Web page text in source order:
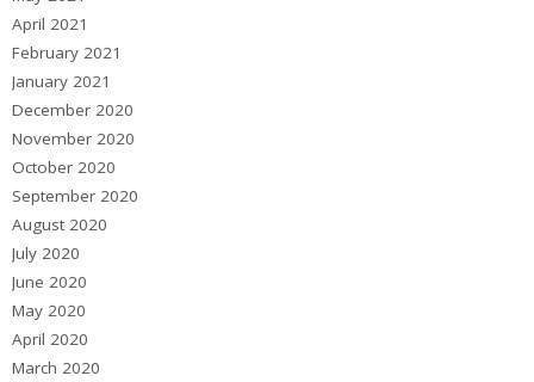
April 2021
February 2021
January 2021
December 2020
November 2020
October 2020
September 2020
August 2020
July 2020
June 2020
May 2020
April 2020
March 2020